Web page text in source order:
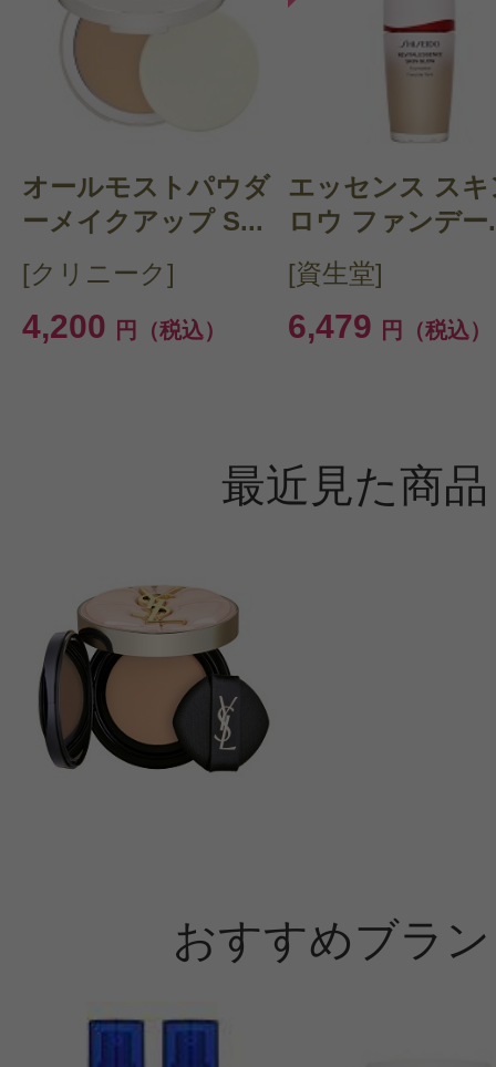
オールモストパウダ
ーメイクアップ S...
[クリニーク]
4,200 円（税込）
エッセンス ス
ロウ ファンデー
[資生堂]
6,479 円（税込）
最近見た商品
おすすめブラ